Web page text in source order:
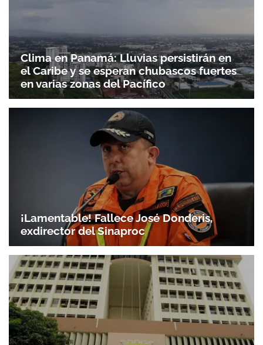
Clima en Panamá: Lluvias persistirán en
el Caribe y se esperan chubascos fuertes
en varias zonas del Pacífico
¡Lamentable! Fallece José Donderis,
exdirector del Sinaproc